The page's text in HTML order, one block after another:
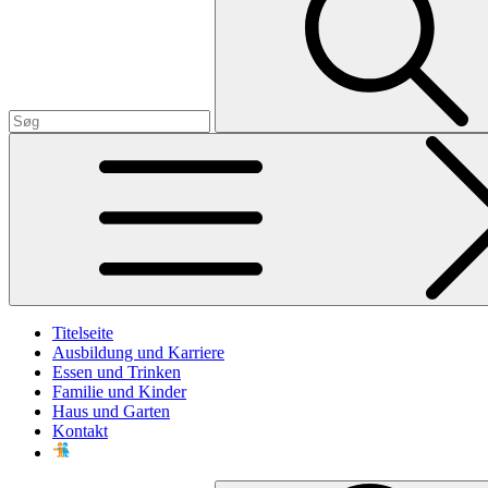
Titelseite
Ausbildung und Karriere
Essen und Trinken
Familie und Kinder
Haus und Garten
Kontakt